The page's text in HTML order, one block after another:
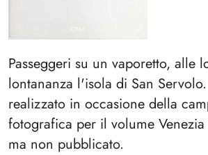
Passeggeri su un vaporetto, alle
lontananza l'isola di San
realizzato in occasione della
fotografica per il volume Venezia
ma non pubblicato.